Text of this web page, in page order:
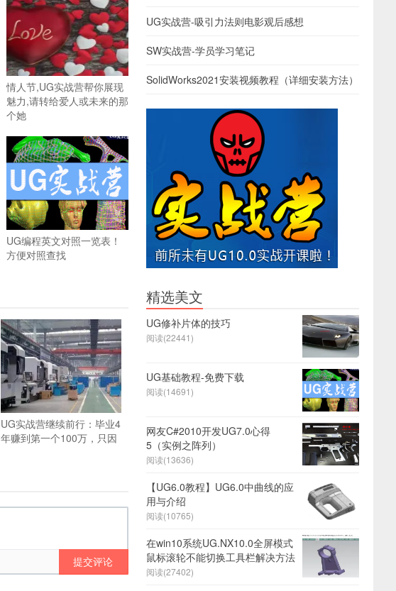
情人节,UG实战营帮你展现
魅力,请转给爱人或未来的那
个她
UG编程英文对照一览表！
方便对照查找
UG实战营继续前行：毕业4
年赚到第一个100万，只因
提交评论
UG实战营-吸引力法则电影观后感想
SW实战营-学员学习笔记
SolidWorks2021安装视频教程（详细安装方法）
精选美文
UG修补片体的技巧
阅读(22441)
UG基础教程-免费下载
阅读(14691)
网友C#2010开发UG7.0心得
5（实例之阵列）
阅读(13636)
【UG6.0教程】UG6.0中曲线的应
用与介绍
阅读(10765)
在win10系统UG.NX10.0全屏模式
鼠标滚轮不能切换工具栏解决方法
阅读(27402)